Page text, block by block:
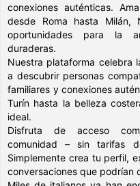
conexiones auténticas.
desde Roma hasta Milán,
oportunidades para la
duraderas.
Nuestra plataforma celebra
a descubrir personas
familiares y conexiones
Turín hasta la belleza
ideal.
Disfruta de acceso
comunidad – sin tarifas
Simplemente crea tu perfil,
conversaciones que podrían